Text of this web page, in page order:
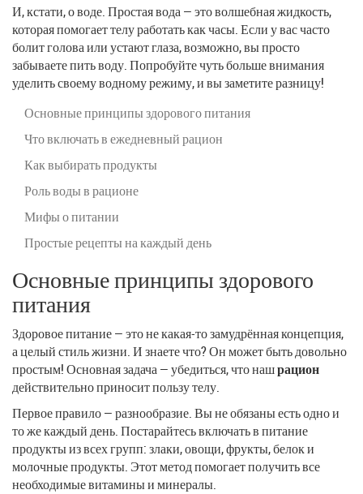
И, кстати, о воде. Простая вода — это волшебная жидкость,
которая помогает телу работать как часы. Если у вас часто
болит голова или устают глаза, возможно, вы просто
забываете пить воду. Попробуйте чуть больше внимания
уделить своему водному режиму, и вы заметите разницу!
Основные принципы здорового питания
Что включать в ежедневный рацион
Как выбирать продукты
Роль воды в рационе
Мифы о питании
Простые рецепты на каждый день
Основные принципы здорового
питания
Здоровое питание — это не какая-то замудрённая концепция,
а целый стиль жизни. И знаете что? Он может быть довольно
простым! Основная задача — убедиться, что нашрацион
действительно приносит пользу телу.
Первое правило — разнообразие. Вы не обязаны есть одно и
то же каждый день. Постарайтесь включать в питание
продукты из всех групп: злаки, овощи, фрукты, белок и
молочные продукты. Этот метод помогает получить все
необходимые витамины и минералы.